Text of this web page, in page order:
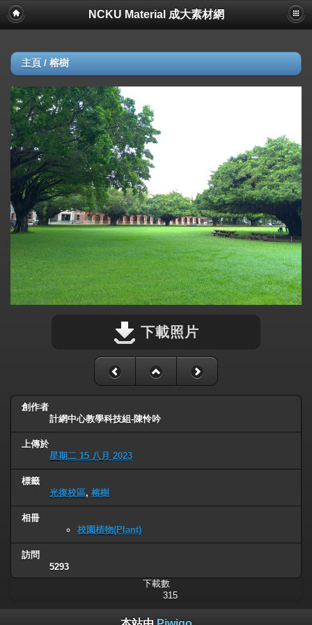
NCKU Material 成大素材網
主頁 / 榕樹
下載照片
創作者
計網中心教學科技組-陳怜吟
上傳於
星期二 15 八月 2023
標籤
光復校區, 榕樹
相冊
校園植物(Plant)
訪問
5293
下載數
315